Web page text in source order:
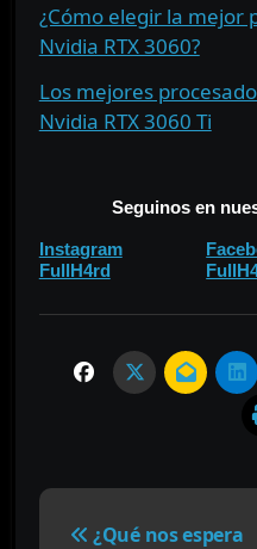
¿Cómo elegir la mejor
Nvidia RTX 3060?
Los mejores
Nvidia RTX 3060 Ti
Seguinos en
Instagram
FullH4rd
N
¿Qué nos espera